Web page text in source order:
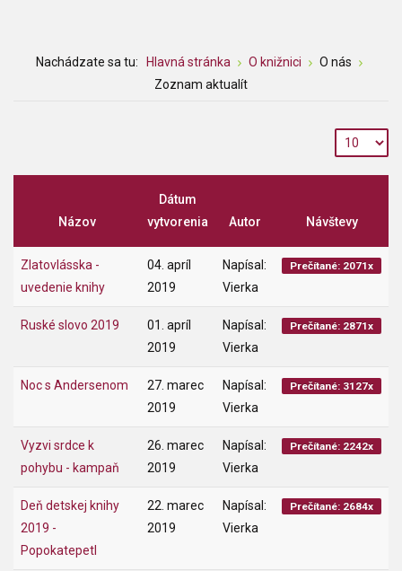
Nachádzate sa tu: Hlavná stránka O knižnici
O nás
Zoznam aktualít
Názov
Dátum
vytvorenia
Autor Návštevy
Zlatovlásska -
uvedenie knihy
04. apríl
2019
Napísal:
Vierka
Prečítané: 2071x
Ruské slovo 2019
01. apríl
2019
Napísal:
Vierka
Prečítané: 2871x
Noc s Andersenom
27. marec
2019
Napísal:
Vierka
Prečítané: 3127x
Vyzvi srdce k
pohybu - kampaň
26. marec
2019
Napísal:
Vierka
Prečítané: 2242x
Deň detskej knihy
2019 -
Popokatepetl
22. marec
2019
Napísal:
Vierka
Prečítané: 2684x